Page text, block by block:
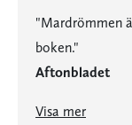
"Mardrömmen
boken."
Aftonbladet
Visa mer